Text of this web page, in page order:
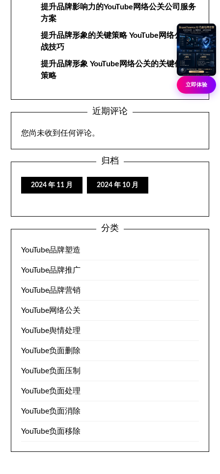
提升品牌影响力的YouTube网络公关公司服务
方案
提升品牌形象的关键策略 YouTube网络公关实
战技巧
提升品牌形象 YouTube网络公关的关键作用与
策略
近期评论
您尚未收到任何评论。
归档
2024 年 11 月 2024 年 10 月
分类
YouTube品牌塑造
YouTube品牌推广
YouTube品牌营销
YouTube网络公关
YouTube舆情处理
YouTube负面删除
YouTube负面压制
YouTube负面处理
YouTube负面消除
YouTube负面移除
立即体验